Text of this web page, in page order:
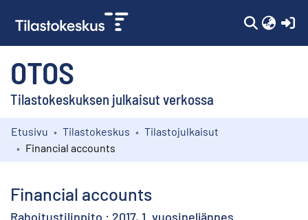
OTOS
Tilastokeskuksen julkaisut verkossa
Kokoelmat
Etusivu Tilastokeskus
Tilastojulkaisut
Financial accounts
Financial accounts
Rahoitustilinpito : 2017, 1. vuosineljännes